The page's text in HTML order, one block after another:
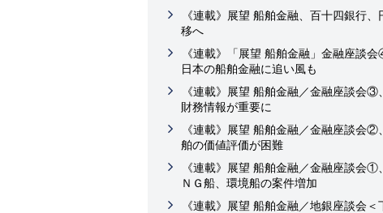
《連載》展望 船舶金融、百十四銀行
移へ
《連載》「展望 船舶金融」金融座談
日本の船舶金融に追い風も
《連載》展望 船舶金融／金融座談会
財務情報が重要に
《連載》展望 船舶金融／金融座談会
舶の価値評価が困難
《連載》展望 船舶金融／金融座談会①
ＮＧ船、環境船の案件増加
《連載》展望 船舶金融／地銀座談会